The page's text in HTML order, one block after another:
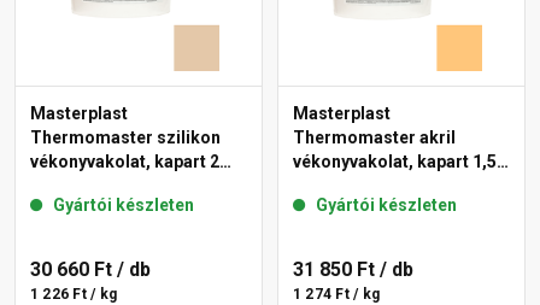
Masterplast
Thermomaster szilikon
vékonyvakolat, kapart 2
Gyártói készleten
30 660 Ft / db
1 226 Ft / kg
Masterplast
Thermomaster akril
vékonyvakolat, kapart 1,5
Gyártói készleten
31 850 Ft / db
1 274 Ft / kg